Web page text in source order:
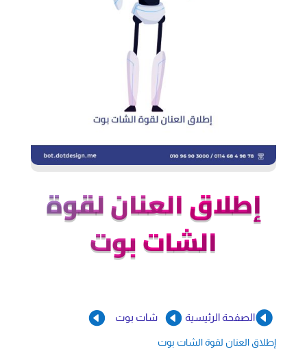
إطلاق العنان لقوة
الشات بوت
الصفحة الرئيسية  شات بوت 
إطلاق العنان لقوة الشات بوت